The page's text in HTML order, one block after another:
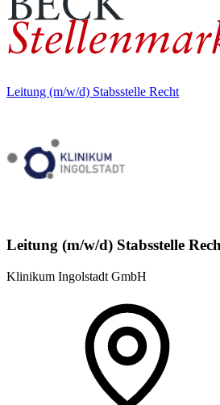
Leitung (m/w/d) Stabsstelle Recht
Leitung (m/w/d) Stabsstelle
Klinikum Ingolstadt GmbH